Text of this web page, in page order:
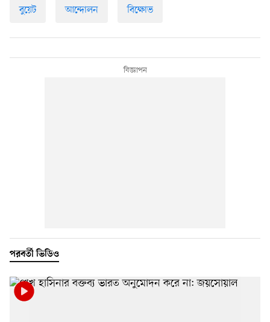
বুয়েট আন্দোলন বিক্ষোভ
পরবর্তী ভিডিও